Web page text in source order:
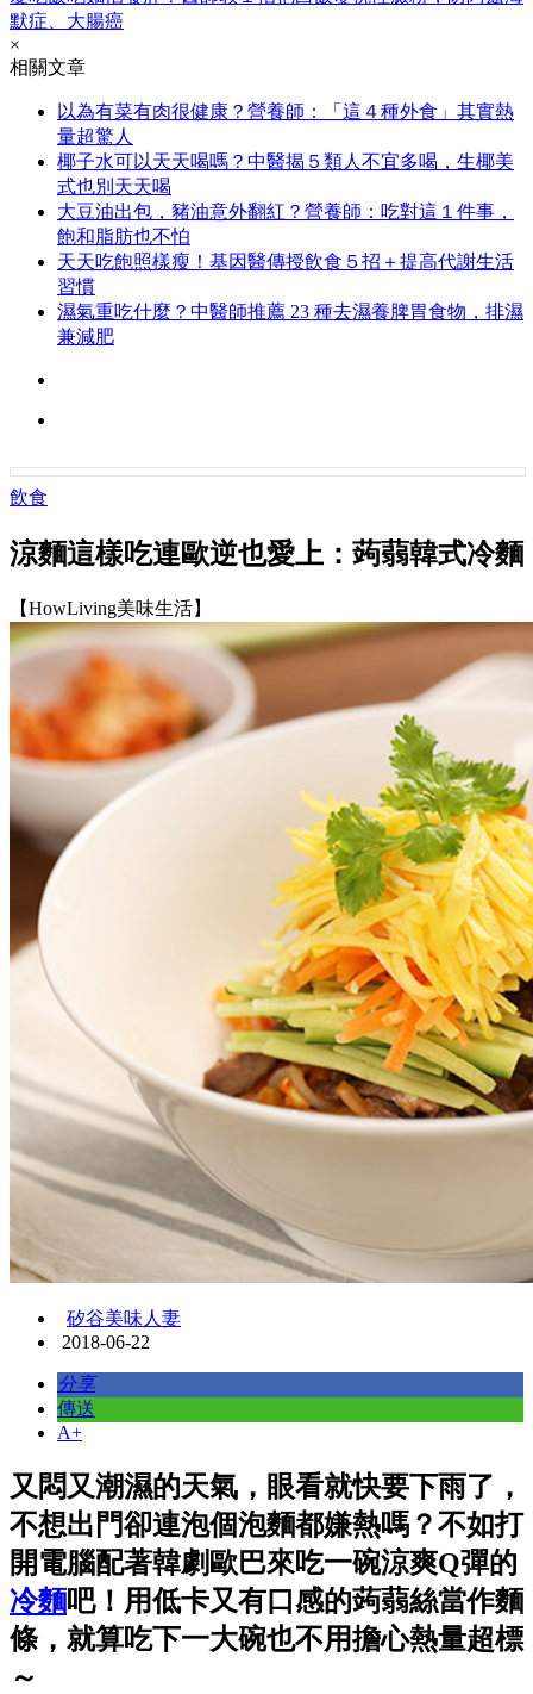
默症、大腸癌
×
相關文章
以為有菜有肉很健康？營養師：「這４種外食」其實熱
量超驚人
椰子水可以天天喝嗎？中醫揭５類人不宜多喝，生椰美
式也別天天喝
大豆油出包，豬油意外翻紅？營養師：吃對這１件事，
飽和脂肪也不怕
天天吃飽照樣瘦！基因醫傳授飲食５招＋提高代謝生活
習慣
濕氣重吃什麼？中醫師推薦 23 種去濕養脾胃食物，排濕
兼減肥
飲食
涼麵這樣吃連歐逆也愛上：蒟蒻韓式冷麵
【HowLiving美味生活】
矽谷美味人妻
2018-06-22
分享
傳送
A+
又悶又潮濕的天氣，眼看就快要下雨了，
不想出門卻連泡個泡麵都嫌熱嗎？不如打
開電腦配著韓劇歐巴來吃一碗涼爽Q彈的
冷麵吧！用低卡又有口感的蒟蒻絲當作麵
條，就算吃下一大碗也不用擔心熱量超標
～